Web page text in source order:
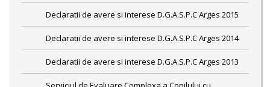
Declaratii de avere si interese D.G.A.S.P.C Arges 2015
Declaratii de avere si interese D.G.A.S.P.C Arges 2014
Declaratii de avere si interese D.G.A.S.P.C Arges 2013